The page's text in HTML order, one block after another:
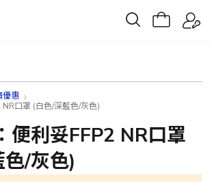
優惠
口罩 (白色/深藍色/灰色)
便利妥FFP2 NR口罩
/灰色)